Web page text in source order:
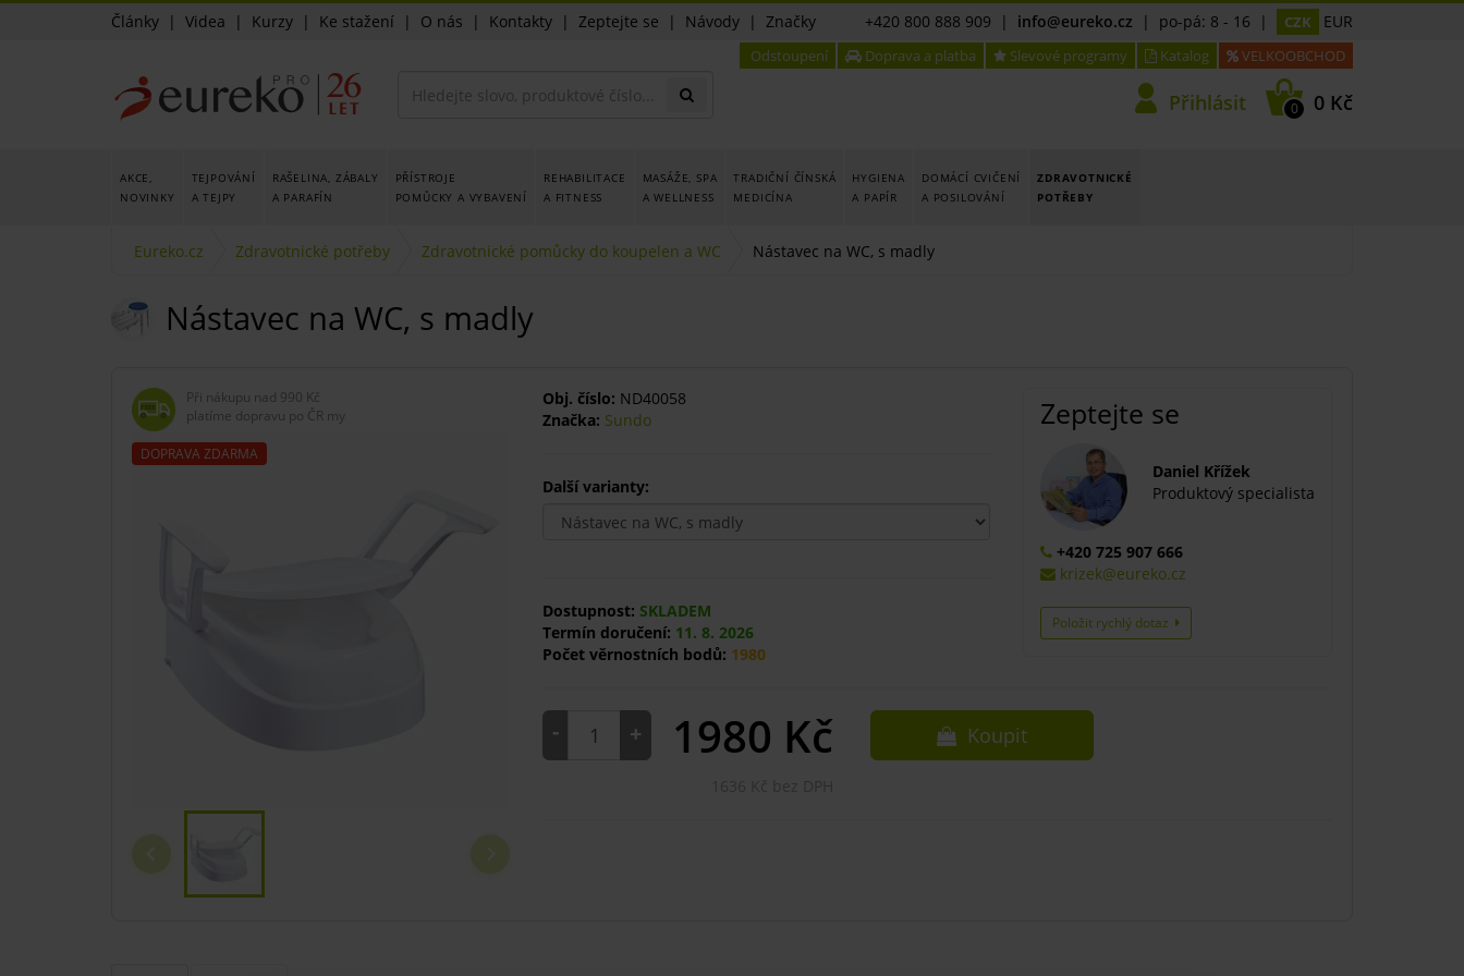
Články | Videa | Kurzy | Ke stažení | O nás | Kontakty | Zeptejte se | Návody | Značky +420 800 888 909 | info@eureko.cz | po-pá: 8 - 16 | CZK EUR
Odstoupení Doprava a platba Slevové programy Katalog VELKOOBCHOD
Přihlásit 0 0 Kč
AKCE,
NOVINKY
TEJPOVÁNÍ
A TEJPY
RAŠELINA, ZÁBALY
A PARAFÍN
PŘÍSTROJE
POMŮCKY A VYBAVENÍ
REHABILITACE
A FITNESS
MASÁŽE, SPA
A WELLNESS
TRADIČNÍ ČÍNSKÁ
MEDICÍNA
HYGIENA
A PAPÍR
DOMÁCÍ CVIČENÍ
A POSILOVÁNÍ
ZDRAVOTNICKÉ
POTŘEBY
Eureko.cz Zdravotnické potřeby Zdravotnické pomůcky do koupelen a WC Nástavec na WC, s madly
Nástavec na WC, s madly
Při nákupu nad 990 Kč
platíme dopravu po ČR my
DOPRAVA ZDARMA
Obj. číslo: ND40058
Značka: Sundo
Další varianty:
Dostupnost: SKLADEM
Termín doručení: 11. 8. 2026
Počet věrnostních bodů: 1980
Zeptejte se
Daniel Křížek
Produktový specialista
+420 725 907 666
krizek@eureko.cz
Položit rychlý dotaz
- + 1980 Kč Koupit